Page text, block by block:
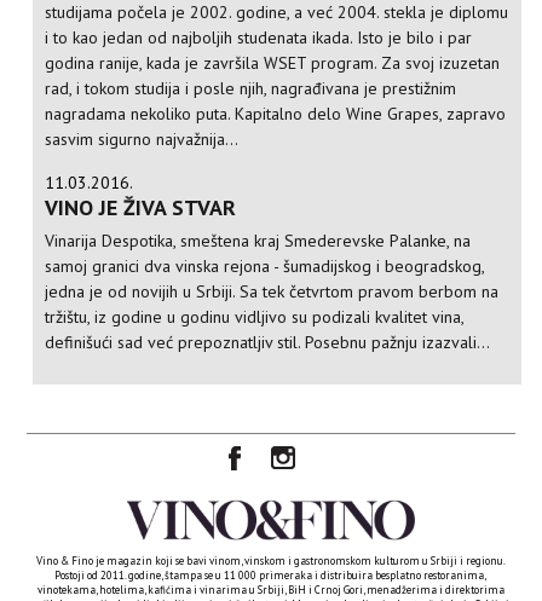
studijama počela je 2002. godine, a već 2004. stekla je diplomu
i to kao jedan od najboljih studenata ikada. Isto je bilo i par
godina ranije, kada je završila WSET program. Za svoj izuzetan
rad, i tokom studija i posle njih, nagrađivana je prestižnim
nagradama nekoliko puta. Kapitalno delo Wine Grapes, zapravo
sasvim sigurno najvažnija...
11.03.2016.
VINO JE ŽIVA STVAR
Vinarija Despotika, smeštena kraj Smederevske Palanke, na
samoj granici dva vinska rejona - šumadijskog i beogradskog,
jedna je od novijih u Srbiji. Sa tek četvrtom pravom berbom na
tržištu, iz godine u godinu vidljivo su podizali kvalitet vina,
definišući sad već prepoznatljiv stil. Posebnu pažnju izazvali...
Vino & Fino je magazin koji se bavi vinom, vinskom i gastronomskom kulturom u Srbiji i regionu.
Postoji od 2011. godine, štampa se u 11 000 primeraka i distribuira besplatno restoranima,
vinotekama, hotelima, kafićima i vinarima u Srbiji, BiH i Crnoj Gori, menadžerima i direktorima